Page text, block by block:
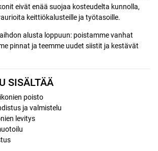
eivät enää suojaa kosteudelta kunnolla,
keittiökalusteille ja työtasoille.
alusta loppuun: poistamme vanhat
pinnat ja teemme uudet siistit ja kestävät
SISÄLTÄÄ
poisto
ja valmistelu
levitys